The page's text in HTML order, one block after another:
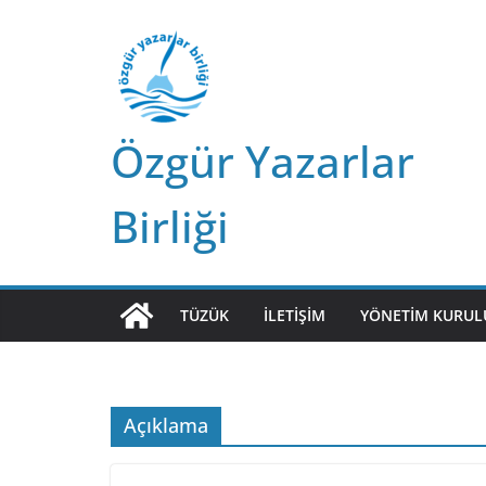
Özgür Yazarlar
Birliği
TÜZÜK İLETIŞIM YÖNETIM
Açıklama